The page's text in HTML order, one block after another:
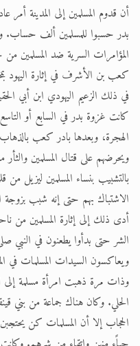
أن قدوم المسلمين إلى المدينة
بدر حسبوا للمسلمين ألف حساب.
المؤامرات السرية ضد المسلمين
كعب بن الأشرف في إثارة اليهود
في ذلك الزعيم اليهودي ابن أبي
كانت غزوة بدر في السابع أو
الهجرة، وبعدها بادر كعب
ويحرضهم على قتال المسلمين
بالتشبيب بنساء المسلمين ليزيل
الاشتباك بهم حتى إنه شبب بزوجة
أدى ذلك إلى إثارة المسلمين من
الشر حتى بدأوا يطعنون في النبي
ويعاكسون السيدات المسلمات في
وذات مرة ذهبت امرأة مسلمة
الحلي. وكان هناك جماعة من بني
الحجاب إلا أن المسلمات كن